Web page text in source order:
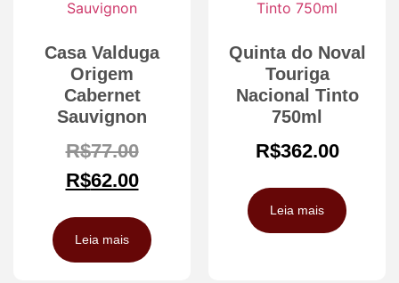
Casa Valduga
Origem
Cabernet
Sauvignon
R$77.00
R$62.00
Leia mais
Quinta do Noval
Touriga
Nacional Tinto
750ml
R$362.00
Leia mais